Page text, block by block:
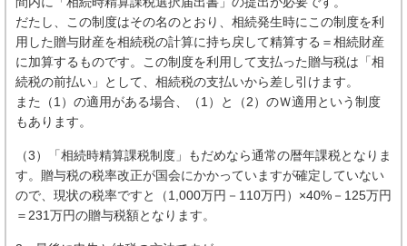
だたし、この制度はその名のとおり、相続発生時にこの制度を利
用した贈与財産を相続税の計算に持ち戻して精算する＝相続財産
に加算するものです。この制度を利用して支払った贈与税は「相
続税の前払い」として、相続税の支払いから差し引けます。
また（1）の適用がある場合、（1）と（2）のＷ適用という制度
もあります。
（3）「相続時精算課税制度」もだめなら通常の暦年課税となりま
す。贈与税の税率改正が国会にかかっていますが確定していない
ので、現状の税率ですと（1,000万円－110万円）×40%－125万円
＝231万円の贈与税額となります。